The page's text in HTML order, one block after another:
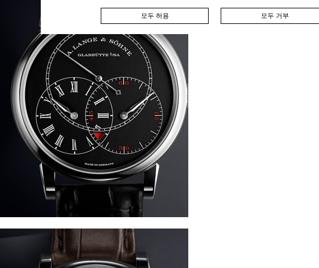
모두 허용 모두 거부